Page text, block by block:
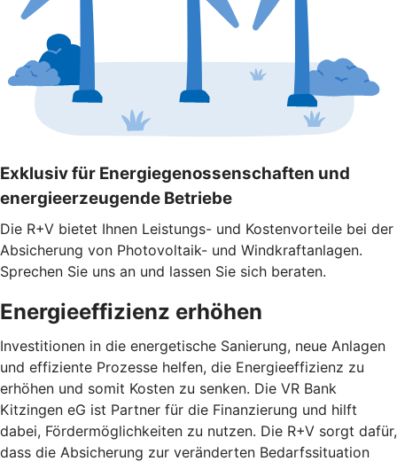
Exklusiv für Energiegenossenschaften und
energieerzeugende Betriebe
Die R+V bietet Ihnen Leistungs- und Kostenvorteile bei der
Absicherung von Photovoltaik- und Windkraftanlagen.
Sprechen Sie uns an und lassen Sie sich beraten.
Energieeffizienz erhöhen
Investitionen in die energetische Sanierung, neue Anlagen
und effiziente Prozesse helfen, die Energieeffizienz zu
erhöhen und somit Kosten zu senken. Die VR Bank
Kitzingen eG ist Partner für die Finanzierung und hilft
dabei, Fördermöglichkeiten zu nutzen. Die R+V sorgt dafür,
dass die Absicherung zur veränderten Bedarfssituation